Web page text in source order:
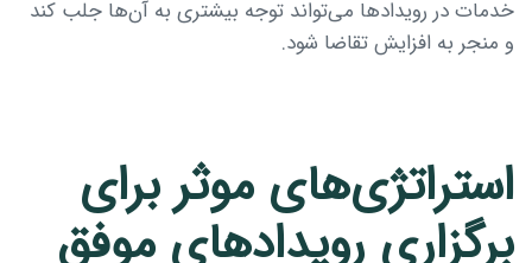
خدمات در رویدادها می‌تواند توجه بیشتری به آن‌ها جلب کند
و منجر به افزایش تقاضا شود.
استراتژی‌های موثر برای
برگزاری رویدادهای موفق